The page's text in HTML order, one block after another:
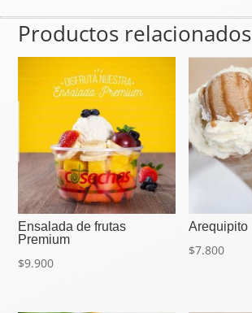
cantidad
Productos relacionados
Ensalada de frutas
Premium
$9.900
Arequipito
$7.800